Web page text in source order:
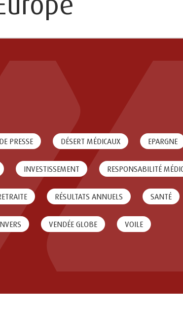
PRESSE DÉSERT MÉDICAUX EPARGNE
INVESTISSEMENT RESPONSABILITÉ
RÉSULTATS ANNUELS SANTÉ
VENDÉE GLOBE VOILE